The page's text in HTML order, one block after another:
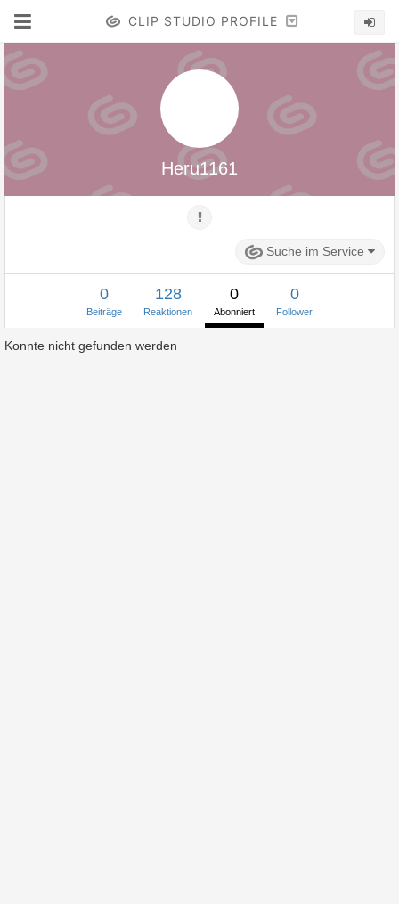
CLIP STUDIO PROFILE
Heru1161
Suche im Service
0
Beiträge
128
Reaktionen
0
Abonniert
0
Follower
Konnte nicht gefunden werden